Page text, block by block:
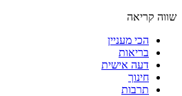
שווה קריאה
הכי מעניין
בריאות
דעה אישית
חינוך
תרבות